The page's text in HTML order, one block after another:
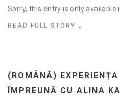
Sorry, this entry is only available
READ FULL STORY
(ROMÂNĂ)
ÎMPREUNĂ CU ALINA